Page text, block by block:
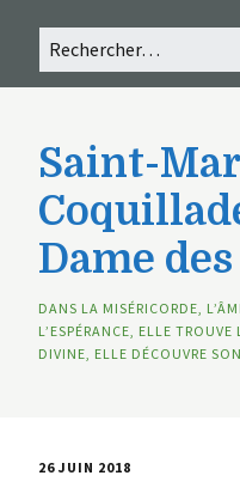
Saint-
Dame
DANS LA MISÉRICORDE,
L’ESPÉRANCE, ELLE
DIVINE, ELLE DÉCOUVRE
26 JUIN 2018